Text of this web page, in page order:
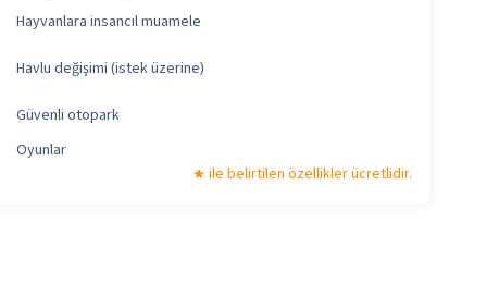
Hayvanlara insancıl muamele
Havlu değişimi (istek üzerine)
Güvenli otopark
Oyunlar
ile belirtilen özellikler ücretlidir.